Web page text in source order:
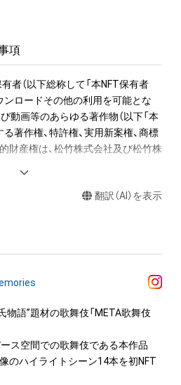
録メールアドレスの提供を受けた
アドレスは、松竹株式会社のプラ
の破損、汚損及び紛失・盗難が生じ
会社では一切の補償は出来かねま
せ。
＝＝＝＝＝＝
に、「META歌舞伎 Genji
／フルカラー
の受付期間を過ぎての購入及びア
りますので予めご了承ください。
意事項＝＝
購入者限定となります。二次購入
なりますので、ご注意ください。
けするにあたり、GMOアダム株式
項
者（以下総称して「本NFT保有者
ンロードその他の利用を可能とな
動画等のあらゆる著作物（以下「本
る著作権、特許権、実用新案権、商標
財産権は、松竹株式会社及び松竹株
権利者の承諾を必要とする行為を行
又はダウンロードすること。
こと。
一部を本NFT保有者等が管理する
ル画像として使用すること。
び本コンテンツについて、その名
定目的への適合性、商品性、正確
翻訳（AI）を表示
物語”題材の歌舞伎「META歌舞伎
ス空間での歌舞伎である本作品
のハイライトシーン14本を初NFT